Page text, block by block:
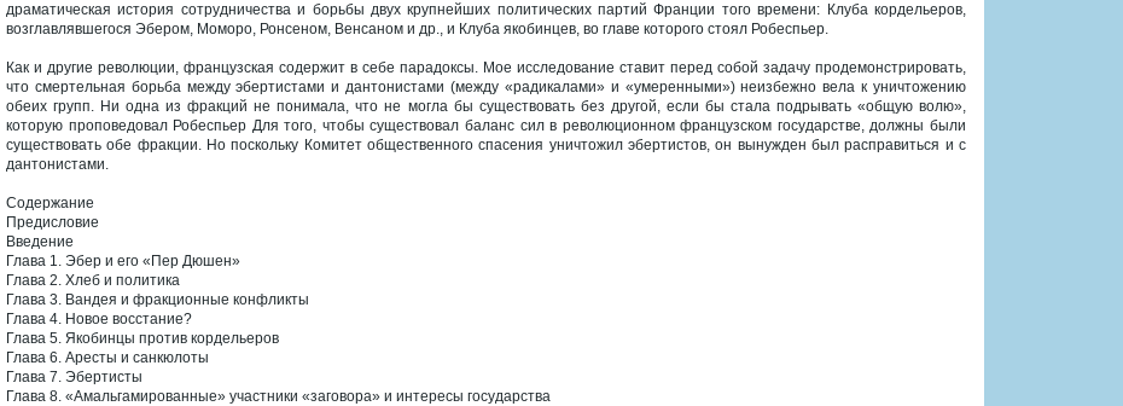
драматическая история сотрудничества и борьбы двух крупнейших политических партий Франции того времени: Клуба кордельеров,
возглавлявшегося Эбером, Моморо, Ронсеном, Венсаном и др., и Клуба якобинцев, во главе которого стоял Робеспьер.
Как и другие революции, французская содержит в себе парадоксы. Мое исследование ставит перед собой задачу продемонстрировать,
что смертельная борьба между эбертистами и дантонистами (между «радикалами» и «умеренными») неизбежно вела к уничтожению
обеих групп. Ни одна из фракций не понимала, что не могла бы существовать без другой, если бы стала подрывать «общую волю»,
которую проповедовал Робеспьер Для того, чтобы существовал баланс сил в революционном французском государстве, должны были
существовать обе фракции. Но поскольку Комитет общественного спасения уничтожил эбертистов, он вынужден был расправиться и с
дантонистами.
Содержание
Предисловие
Введение
Глава 1. Эбер и его «Пер Дюшен»
Глава 2. Хлеб и политика
Глава 3. Вандея и фракционные конфликты
Глава 4. Новое восстание?
Глава 5. Якобинцы против кордельеров
Глава 6. Аресты и санкюлоты
Глава 7. Эбертисты
Глава 8. «Амальгамированные» участники «заговора» и интересы государства